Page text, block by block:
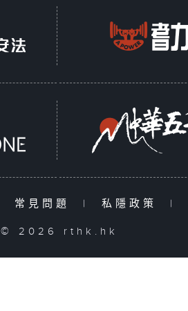
常見問題 | 私隱政策 |
© 2026 rthk.hk